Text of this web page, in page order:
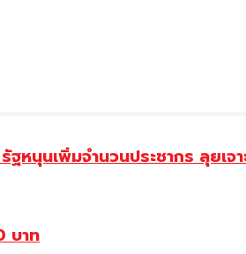
นเพิ่มจำนวนประชากร ลุยเจ
บาท